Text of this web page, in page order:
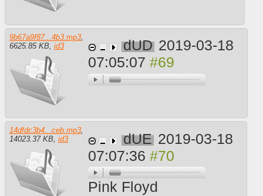
9b67a9f87...4b3.mp3
6625.85 KB id3 dUD 2019-03-18
07:05:07
14dfdc3b4...ceb.mp3
14023.37 KB id3 dUE 2019-03-18
07:07:36
Pink Floyd